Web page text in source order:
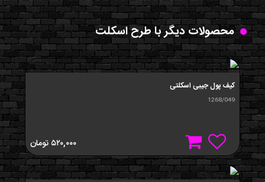
محصولات دیگر با طرح اسکلت
کيف پول جیبی اسکلتی
1268/049
۵۲۰,۰۰۰ تومان